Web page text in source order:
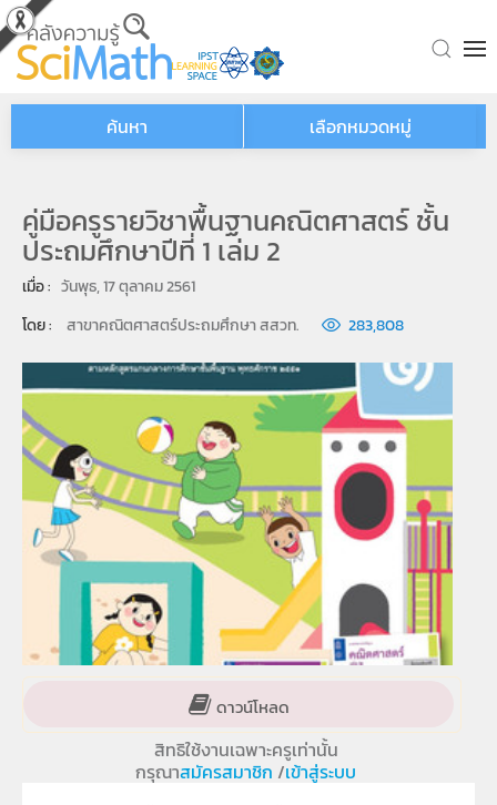
Skip to main content
ค้นหา เลือกหมวดหมู่
คู่มือครูรายวิชาพื้นฐานคณิตศาสตร์ ชั้น
ประถมศึกษาปีที่ 1 เล่ม 2
เมื่อ : วันพุธ, 17 ตุลาคม 2561
โดย :
สาขาคณิตศาสตร์ประถมศึกษา สสวท. 283,808
ดาวน์โหลด
สิทธิใช้งานเฉพาะครูเท่านั้น
กรุณาสมัครสมาชิก /เข้าสู่ระบบ